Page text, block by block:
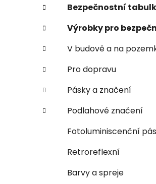
l
Bezpečnostní
Výrobky pro
V budově a na
Pro dopravu
Pásky a značení
Podlahové značení
Fotoluminiscenční
Retroreflexní
Barvy a spreje